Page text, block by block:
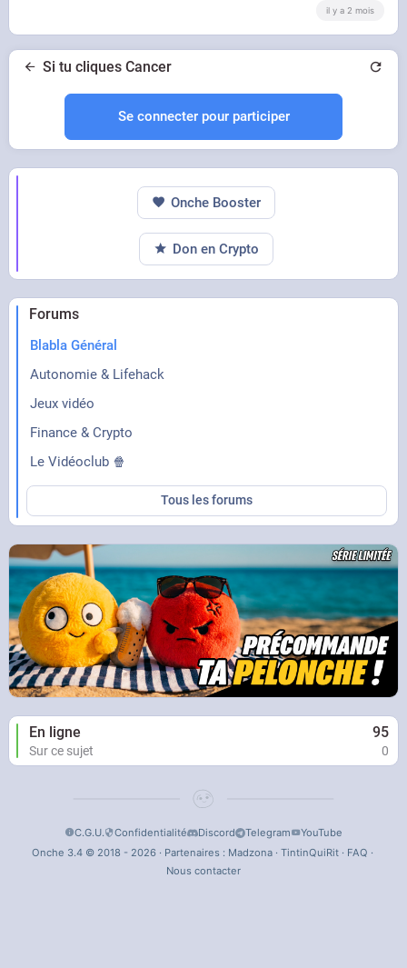
il y a 2 mois
Si tu cliques Cancer
Se connecter pour participer
Forums
Blabla Général
Autonomie & Lifehack
Jeux vidéo
Finance & Crypto
Le Vidéoclub 🍿
Tous les forums
En ligne 95
Sur ce sujet 0
Onche Booster
Don en Crypto
C.G.U. Confidentialité Discord Telegram
YouTube
Onche 3.4 © 2018 - 2026 · Partenaires : Madzona· TintinQuiRit· FAQ ·
Nous contacter